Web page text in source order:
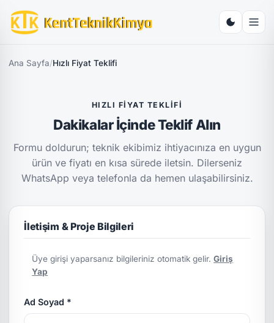
Ana Sayfa/Hızlı Fiyat Teklifi
HIZLI FIYAT TEKLIFI
Dakikalar İçinde Teklif Alın
Formu doldurun; teknik ekibimiz ihtiyacınıza en uygun
ürün ve fiyatı en kısa sürede iletsin. Dilerseniz
WhatsApp veya telefonla da hemen ulaşabilirsiniz.
İletişim & Proje Bilgileri
Üye girişi yaparsanız bilgileriniz otomatik gelir.Giriş
Yap
Ad Soyad *